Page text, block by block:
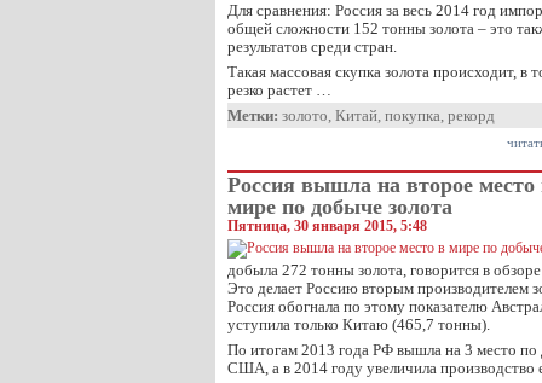
Для сравнения: Россия за весь 2014 год
общей сложности 152 тонны золота – это
результатов среди стран.
Такая массовая скупка золота происходит, в
резко растет …
Метки: золото, Китай, покупка, рекорд
Россия вышла на второе место
мире по добыче золота
Пятница, 30 января 2015, 5:48
добыла 272 тонны золота, говорится в
Это делает Россию вторым производителем
Россия обогнала по этому показателю
уступила только Китаю (465,7 тонны).
По итогам 2013 года РФ вышла на 3 место по
США, а в 2014 году увеличила производство